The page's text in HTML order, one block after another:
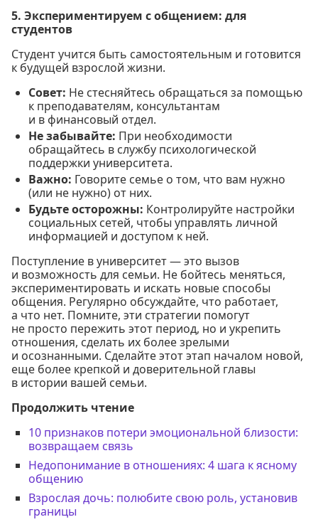
5. Экспериментируем с общением: для
студентов
Студент учится быть самостоятельным и готовится
к будущей взрослой жизни.
Совет: Не стесняйтесь обращаться за помощью
к преподавателям, консультантам
и в финансовый отдел.
Не забывайте: При необходимости
обращайтесь в службу психологической
поддержки университета.
Важно: Говорите семье о том, что вам нужно
(или не нужно) от них.
Будьте осторожны: Контролируйте настройки
социальных сетей, чтобы управлять личной
информацией и доступом к ней.
Поступление в университет — это вызов
и возможность для семьи. Не бойтесь меняться,
экспериментировать и искать новые способы
общения. Регулярно обсуждайте, что работает,
а что нет. Помните, эти стратегии помогут
не просто пережить этот период, но и укрепить
отношения, сделать их более зрелыми
и осознанными. Сделайте этот этап началом новой,
еще более крепкой и доверительной главы
в истории вашей семьи.
Продолжить чтение
10 признаков потери эмоциональной близости:
возвращаем связь
Недопонимание в отношениях: 4 шага к ясному
общению
Взрослая дочь: полюбите свою роль, установив
границы